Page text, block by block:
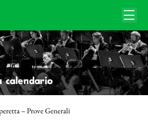
calendario
– Prove Generali